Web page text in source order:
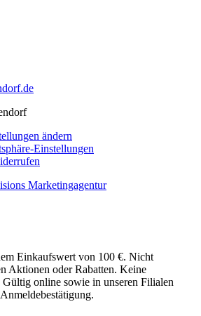
ändern
Einstellungen
Marketingagentur
Einkaufswert von 100 €. Nicht
Aktionen oder Rabatten. Keine
online sowie in unseren Filialen